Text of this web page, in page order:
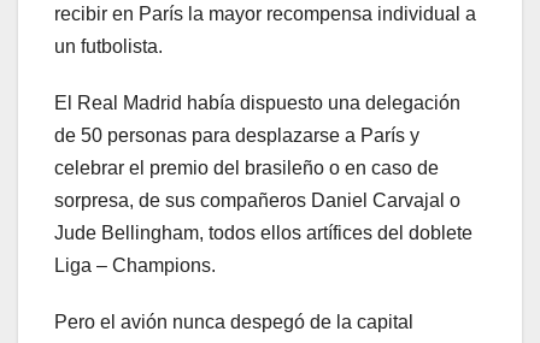
recibir en París la mayor recompensa individual a
un futbolista.
El Real Madrid había dispuesto una delegación
de 50 personas para desplazarse a París y
celebrar el premio del brasileño o en caso de
sorpresa, de sus compañeros Daniel Carvajal o
Jude Bellingham, todos ellos artífices del doblete
Liga – Champions.
Pero el avión nunca despegó de la capital